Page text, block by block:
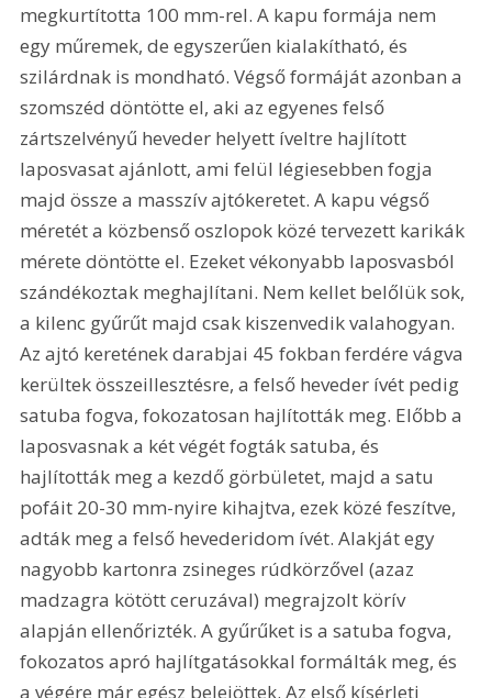
megkurtította 100 mm-rel. A kapu formája nem
egy műremek, de egyszerűen kialakítható, és
szilárdnak is mondható. Végső formáját azonban a
szomszéd döntötte el, aki az egyenes felső
zártszelvényű heveder helyett íveltre hajlított
laposvasat ajánlott, ami felül légiesebben fogja
majd össze a masszív ajtókeretet. A kapu végső
méretét a közbenső oszlopok közé tervezett karikák
mérete döntötte el. Ezeket vékonyabb laposvasból
szándékoztak meghajlítani. Nem kellet belőlük sok,
a kilenc gyűrűt majd csak kiszenvedik valahogyan.
Az ajtó keretének darabjai 45 fokban ferdére vágva
kerültek összeillesztésre, a felső heveder ívét pedig
satuba fogva, fokozatosan hajlították meg. Előbb a
laposvasnak a két végét fogták satuba, és
hajlították meg a kezdő görbületet, majd a satu
pofáit 20-30 mm-nyire kihajtva, ezek közé feszítve,
adták meg a felső hevederidom ívét. Alakját egy
nagyobb kartonra zsineges rúdkörzővel (azaz
madzagra kötött ceruzával) megrajzolt körív
alapján ellenőrizték. A gyűrűket is a satuba fogva,
fokozatos apró hajlítgatásokkal formálták meg, és
a végére már egész belejöttek. Az első kísérleti